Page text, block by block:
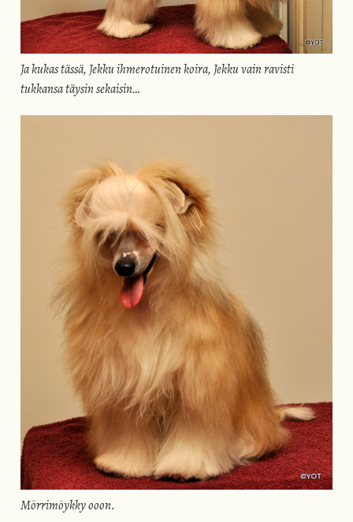
Ja kukas tässä, Jekku ihmerotuinen koira, Jekku vain ravisti
tukkansa täysin sekaisin…
Mörrimöykky ooon.